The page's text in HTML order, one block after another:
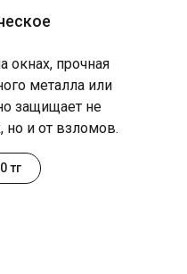
окнах, прочная
металла или
защищает не
но и от взломов.
тг